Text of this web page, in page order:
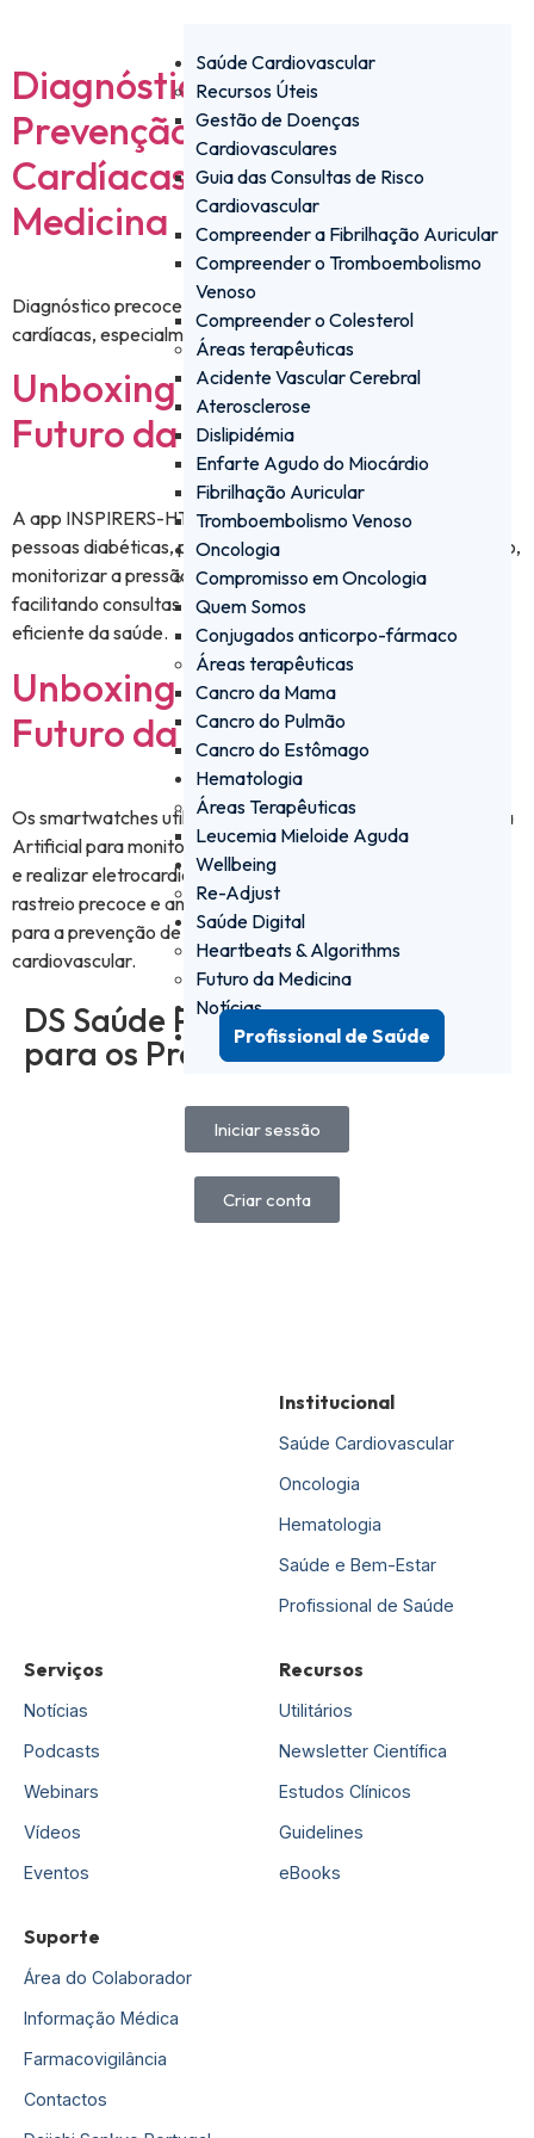
Saúde Cardiovascular
Recursos Úteis
Gestão de Doenças
Cardiovasculares
Guia das Consultas de Risco
Cardiovascular
Compreender a Fibrilhação Auricular
Compreender o Tromboembolismo
Venoso
Compreender o Colesterol
Áreas terapêuticas
Acidente Vascular Cerebral
Aterosclerose
Dislipidémia
Enfarte Agudo do Miocárdio
Fibrilhação Auricular
Tromboembolismo Venoso
Oncologia
Compromisso em Oncologia
Quem Somos
Conjugados anticorpo-fármaco
Áreas terapêuticas
Cancro da Mama
Cancro do Pulmão
Cancro do Estômago
Hematologia
Áreas Terapêuticas
Leucemia Mieloide Aguda
Wellbeing
Re-Adjust
Saúde Digital
Heartbeats & Algorithms
Futuro da Medicina
Notícias
Profissional de Saúde
Diagnóstico Precoce e
Prevenção de Doenças
Cardíacas | Futuro da
Medicina
Diagnóstico precoce e prevenção eficaz de doenças
cardíacas, especialmente em populações de risco.
Unboxing – INSPIRERS-HTN |
Futuro da Medicina
A app INSPIRERS-HTN, utiliza tecnologia digital para apoiar
pessoas diabéticas, permitindo criar lembretes de medicação,
monitorizar a pressão arterial e exportar dados clínicos,
facilitando consultas médicas mais rápidas e uma gestão
eficiente da saúde.
Unboxing – SMARTWATCH |
Futuro da Medicina
Os smartwatches utilizam tecnologia avançada e Inteligência
Artificial para monitorizar o ritmo cardíaco, detetar arritmias
e realizar eletrocardiogramas. Estes dispositivos permitem
rastreio precoce e análise inteligente de dados, contribuindo
para a prevenção de AVCs e melhoria da saúde
cardiovascular.
DS Saúde PRO - a plataforma
para os Profissionais de Saúde
Iniciar sessão
Criar conta
Institucional
Saúde Cardiovascular
Oncologia
Hematologia
Saúde e Bem-Estar
Profissional de Saúde
Serviços
Notícias
Podcasts
Webinars
Vídeos
Eventos
Recursos
Utilitários
Newsletter Científica
Estudos Clínicos
Guidelines
eBooks
Suporte
Área do Colaborador
Informação Médica
Farmacovigilância
Contactos